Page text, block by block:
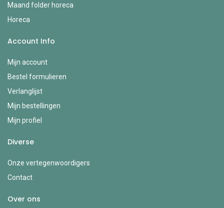
Maand folder horeca
Horeca
Account Info
Mijn account
Bestel formulieren
Verlanglijst
Mijn bestellingen
Mijn profiel
Diverse
Onze vertegenwoordigers
Contact
Over ons